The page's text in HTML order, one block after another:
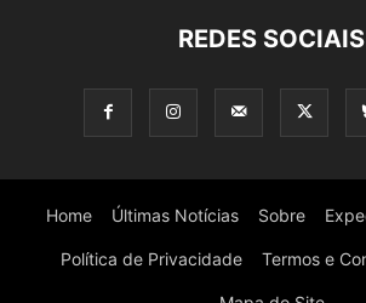
REDES SOCIAIS
Home Últimas Notícias Sobre
Política de Privacidade Termos e